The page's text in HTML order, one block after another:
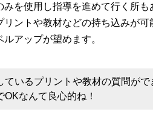
を使用し指導を進めて行く所
ントや教材などの持ち込みが
アップが望めます。
ているプリントや教材の質問が
OKなんて良心的ね！